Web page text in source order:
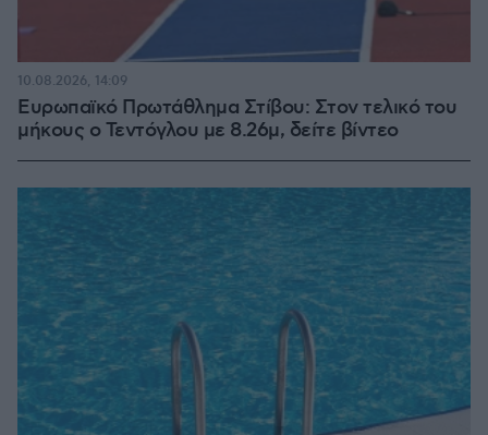
Ευρωπαϊκό Πρωτάθλημα Στίβου: Στον τελικό του
μήκους ο Τεντόγλου με 8.26μ, δείτε βίντεο
10.08.2026, 14:09